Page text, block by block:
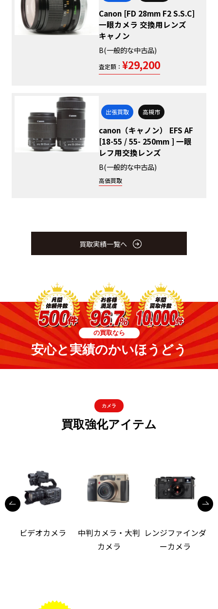
Canon [FD 28mm F2 S.S.C]
一眼カメラ 交換用レンズ
キャノン
B(一般的な中古品)
査定額： ¥29,200
出張買取 高槻市
canon（キャノン） EFS AF
[18-55 / 55- 250mm ] 一眼
レフ用交換レンズ
B(一般的な中古品)
高価買取
買取実績一覧へ
の買取なら
安心と実績のかいほうどう
カメラ
買取強化アイテム
ビデオカメラ
中判カメラ・大判
カメラ
レンジファインダ
ーカメラ